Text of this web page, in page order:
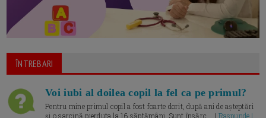
ÎNTREBARI
Voi iubi al doilea copil la fel ca pe primul?
Pentru mine primul copil a fost foarte dorit, după ani de așteptări
și o sarcină pierduta la 16 săptămâni. Sunt însărc... | Raspunde |